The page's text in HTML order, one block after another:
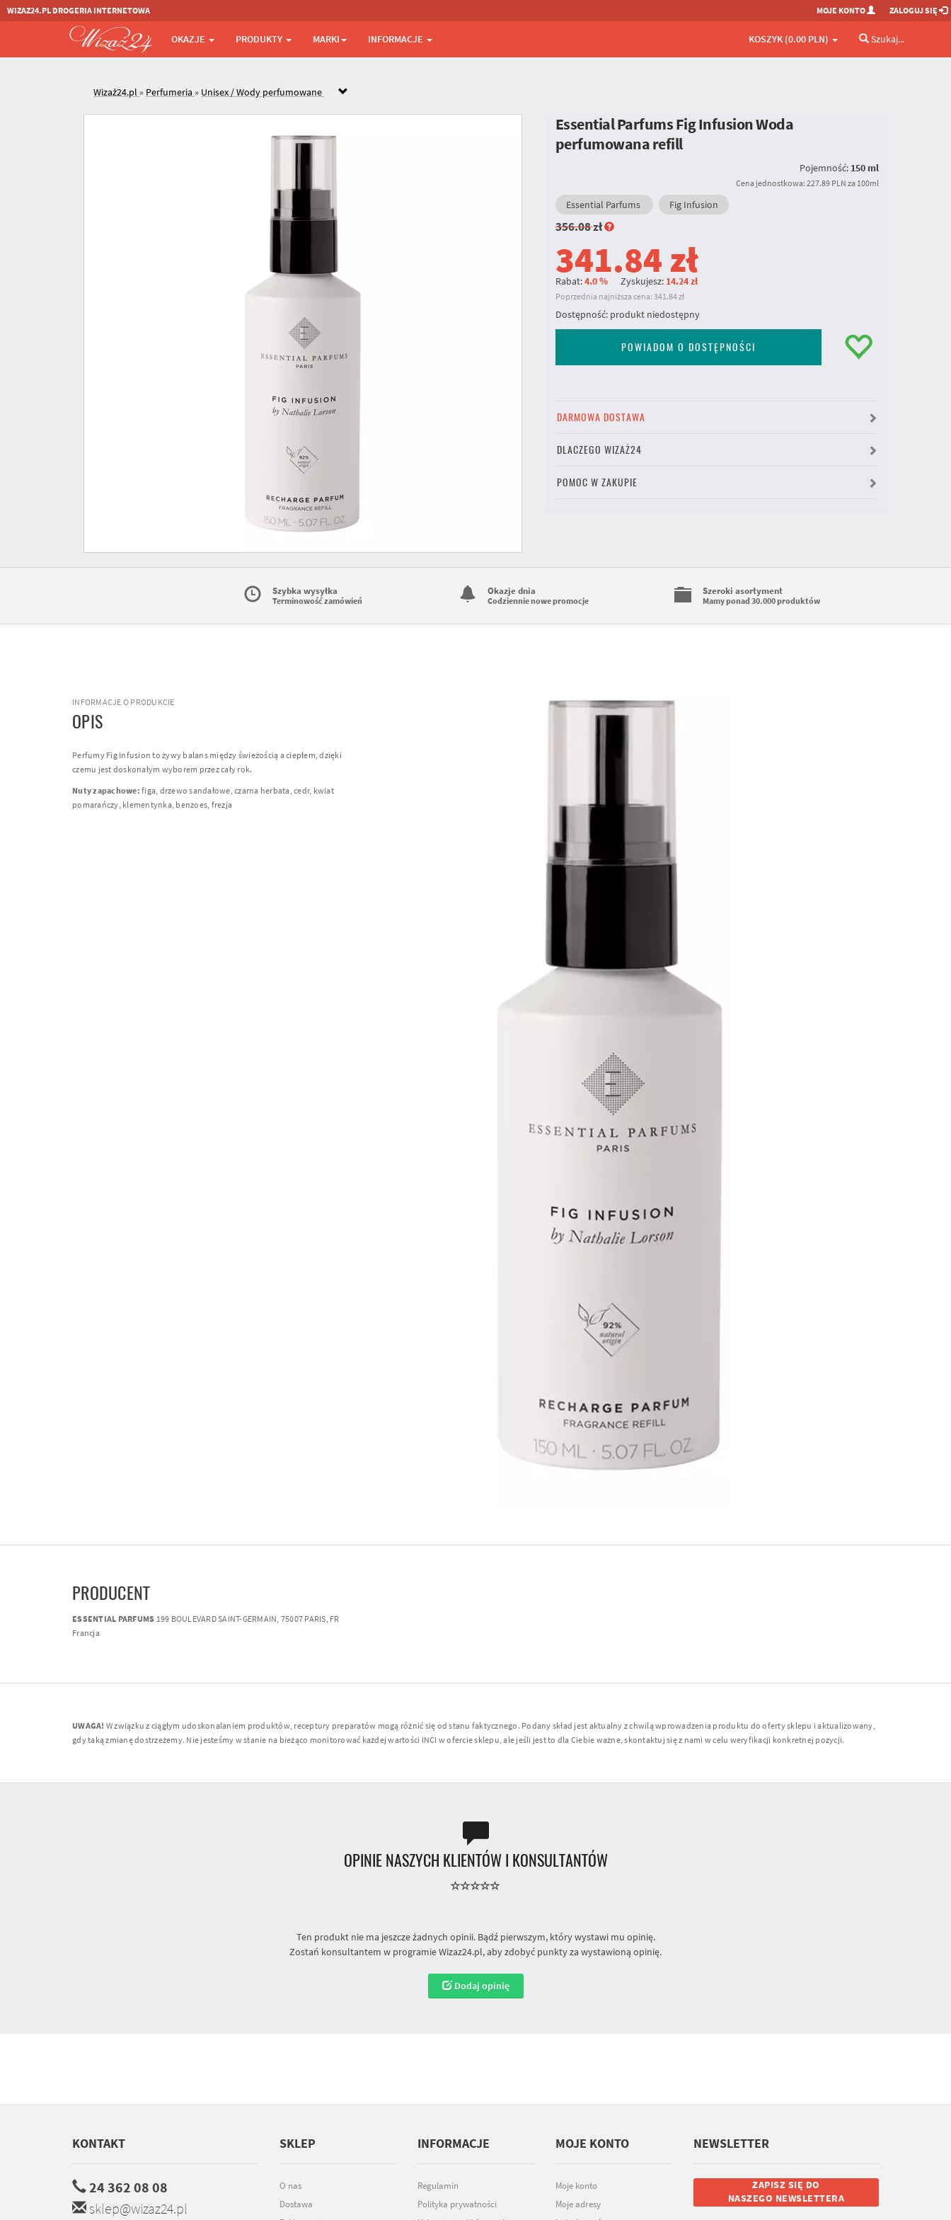
WIZAZ24.PL DROGERIA INTERNETOWA MOJE KONTO ZALOGUJ SIĘ
OKAZJE PRODUKTY MARKI INFORMACJE KOSZYK (0.00 PLN) Szukaj...
Wizaż24.pl » Perfumeria » Unisex / Wody perfumowane
Essential Parfums Fig Infusion Woda
perfumowana refill
Pojemność: 150 ml
Cena jednostkowa: 227.89 PLN za 100ml
Essential Parfums Fig Infusion
356.08zł
341.84 zł
Rabat:4.0 % Zyskujesz: 14.24 zł
Poprzednia najniższa cena: 341.84 zł
Dostępność: produkt niedostępny
POWIADOM O DOSTĘPNOŚCI
DARMOWA DOSTAWA
DLACZEGO WIZAŻ24
POMOC W ZAKUPIE
Szybka wysyłka
Terminowość zamówień
Okazje dnia
Codziennie nowe promocje
Szeroki asortyment
Mamy ponad 30.000 produktów
INFORMACJE O PRODUKCIE
OPIS
Perfumy Fig Infusion to żywy balans między świeżością a ciepłem, dzięki
czemu jest doskonałym wyborem przez cały rok.
Nuty zapachowe: figa, drzewo sandałowe, czarna herbata, cedr, kwiat
pomarańczy, klementynka, benzoes, frezja
PRODUCENT
ESSENTIAL PARFUMS 199 BOULEVARD SAINT-GERMAIN, 75007 PARIS, FR
Francja
UWAGA! W związku z ciągłym udoskonalaniem produktów, receptury preparatów mogą różnić się od stanu faktycznego. Podany skład jest aktualny z chwilą wprowadzenia produktu do oferty sklepu i aktualizowany,
gdy taką zmianę dostrzeżemy. Nie jesteśmy w stanie na bieżąco monitorować każdej wartości INCI w ofercie sklepu, ale jeśli jest to dla Ciebie ważne, skontaktuj się z nami w celu weryfikacji konkretnej pozycji.
OPINIE NASZYCH KLIENTÓW I KONSULTANTÓW
Ten produkt nie ma jeszcze żadnych opinii. Bądź pierwszym, który wystawi mu opinię.
Zostań konsultantem w programie Wizaz24.pl, aby zdobyć punkty za wystawioną opinię.
Dodaj opinię
KONTAKT
24 362 08 08
sklep@wizaz24.pl
SKLEP
O nas
Dostawa
INFORMACJE
Regulamin
Polityka prywatności
MOJE KONTO
Moje konto
Moje adresy
NEWSLETTER
ZAPISZ SIĘ DO
NASZEGO NEWSLETTERA